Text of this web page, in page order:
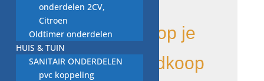
Bij Vewos koop je
goed en goedkoop
onderdelen 2CV,
Citroen
Oldtimer onderdelen
HUIS & TUIN
SANITAIR ONDERDELEN
pvc koppeling